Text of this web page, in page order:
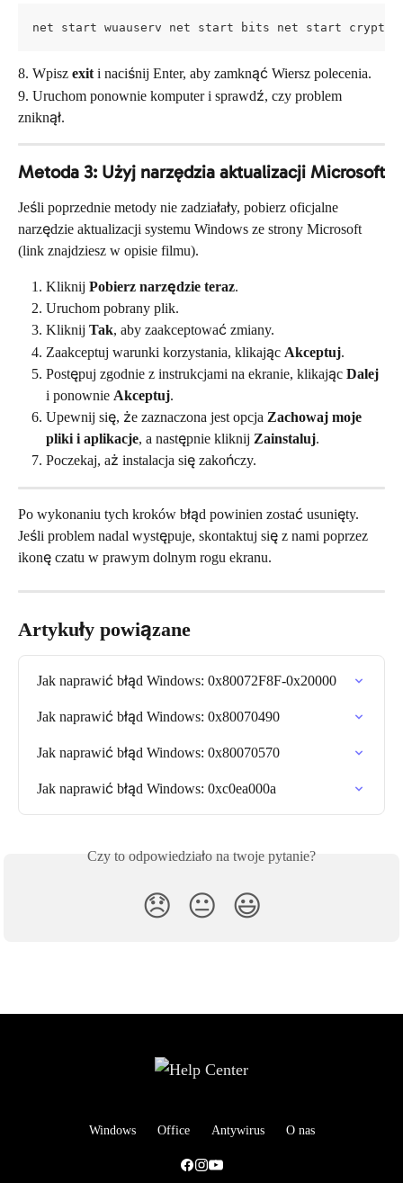
net start wuauserv net start bits net start
8. Wpisz exit i naciśnij Enter, aby zamknąć Wiersz polecenia.
9. Uruchom ponownie komputer i sprawdź, czy problem
zniknął.
Metoda 3: Użyj narzędzia aktualizacji Microsoft
Jeśli poprzednie metody nie zadziałały, pobierz oficjalne
narzędzie aktualizacji systemu Windows ze strony Microsoft
(link znajdziesz w opisie filmu).
Kliknij Pobierz narzędzie teraz.
Uruchom pobrany plik.
Kliknij Tak, aby zaakceptować zmiany.
Zaakceptuj warunki korzystania, klikając Akceptuj.
Postępuj zgodnie z instrukcjami na ekranie, klikając Dalej
i ponownie Akceptuj.
Upewnij się, że zaznaczona jest opcja Zachowaj moje
pliki i aplikacje, a następnie kliknij Zainstaluj.
Poczekaj, aż instalacja się zakończy.
Po wykonaniu tych kroków błąd powinien zostać usunięty.
Jeśli problem nadal występuje, skontaktuj się z nami poprzez
ikonę czatu w prawym dolnym rogu ekranu.
Artykuły powiązane
Jak naprawić błąd Windows: 0x80072F8F-0x20000
Jak naprawić błąd Windows: 0x80070490
Jak naprawić błąd Windows: 0x80070570
Jak naprawić błąd Windows: 0xc0ea000a
Czy to odpowiedziało na twoje pytanie?
😞 😐 😃
Windows Office Antywirus O nas